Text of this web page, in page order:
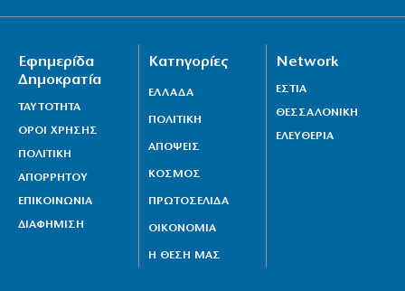
Εφημερίδα
Δημοκρατία
ΤΑΥΤΟΤΗΤΑ
ΟΡΟΙ ΧΡΗΣΗΣ
ΠΟΛΙΤΙΚΗ
ΑΠΟΡΡΗΤΟΥ
ΕΠΙΚΟΙΝΩΝΙΑ
ΔΙΑΦΗΜΙΣΗ
Κατηγορίες
ΕΛΛΑΔΑ
ΠΟΛΙΤΙΚΗ
ΑΠΟΨΕΙΣ
ΚΟΣΜΟΣ
ΠΡΩΤΟΣΕΛΙΔΑ
ΟΙΚΟΝΟΜΙΑ
Η ΘΕΣΗ ΜΑΣ
Network
ΕΣΤΙΑ
ΘΕΣΣΑΛΟΝΙΚΗ
ΕΛΕΥΘΕΡΙΑ